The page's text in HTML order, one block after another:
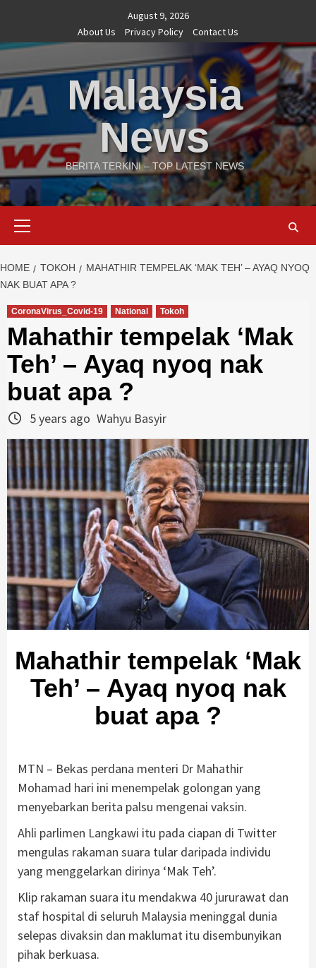
content
August 9, 2026
About Us
Privacy Policy Contact Us
Malaysia
News
BERITA TERKINI – TOP LATEST NEWS
HOME TOKOH
MAHATHIR TEMPELAK ‘MAK TEH’ – AYAQ NYOQ
NAK BUAT APA ?
CoronaVirus_Covid-19 National Tokoh
Mahathir tempelak ‘Mak
Teh’ – Ayaq nyoq nak
buat apa ?
5 years ago Wahyu Basyir
Mahathir tempelak ‘Mak
Teh’ – Ayaq nyoq nak
buat apa ?
MTN – Bekas perdana menteri Dr Mahathir
Mohamad hari ini menempelak golongan yang
menyebarkan berita palsu mengenai vaksin.
Ahli parlimen Langkawi itu pada ciapan di Twitter
mengulas rakaman suara tular daripada individu
yang menggelarkan dirinya ‘Mak Teh’.
Klip rakaman suara itu mendakwa 40 jururawat dan
staf hospital di seluruh Malaysia meninggal dunia
selepas divaksin dan maklumat itu disembunyikan
pihak berkuasa.